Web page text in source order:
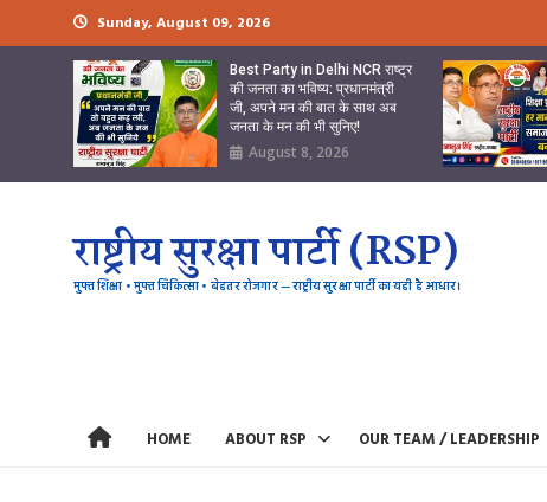
to
Sunday, August 09, 2026
Best Party in Delhi NCR राष्ट्र
की जनता का भविष्य: प्रधानमंत्री
जी, अपने मन की बात के साथ अब
जनता के मन की भी सुनिए!
August 8, 2026
राष्ट्रीय सुरक्षा पार्टी (RSP)
मुफ्त शिक्षा • मुफ्त चिकित्सा • बेहतर रोजगार — राष्ट्रीय सुरक्षा पार्टी का यही है आधार।
HOME ABOUT RSP OUR TEAM / LEADERSHIP